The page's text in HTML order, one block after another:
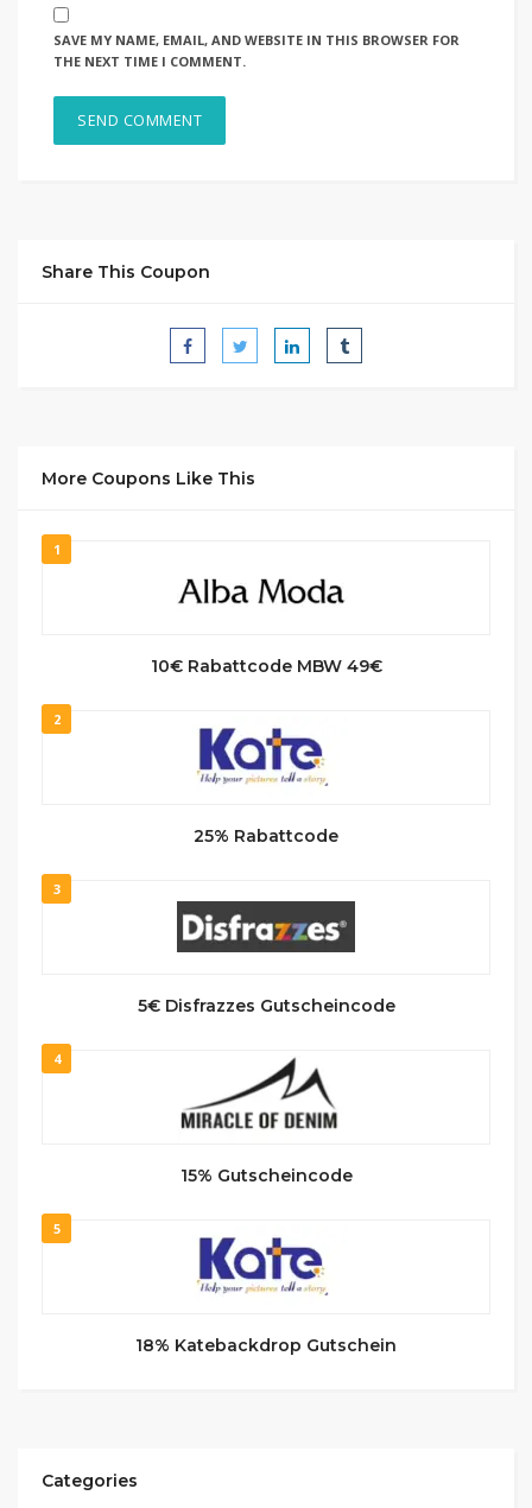
SAVE MY NAME, EMAIL, AND WEBSITE IN THIS BROWSER FOR
THE NEXT TIME I COMMENT.
Share This Coupon
More Coupons Like This
1
10€ Rabattcode MBW 49€
2
25% Rabattcode
3
5€ Disfrazzes Gutscheincode
4
15% Gutscheincode
5
18% Katebackdrop Gutschein
Categories